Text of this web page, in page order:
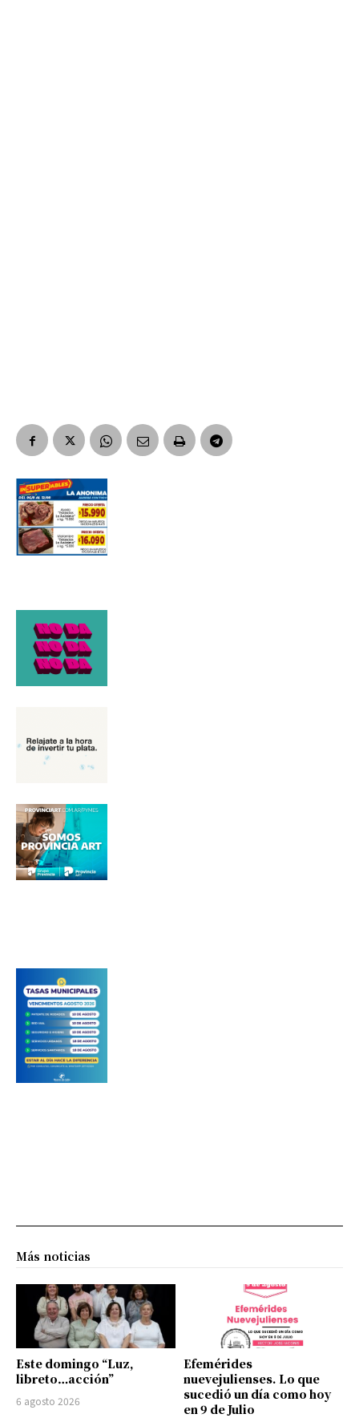
Más noticias
Este domingo “Luz,
libreto…acción”
6 agosto 2026
Efemérides
nuevejulienses. Lo que
sucedió un día como hoy
en 9 de Julio